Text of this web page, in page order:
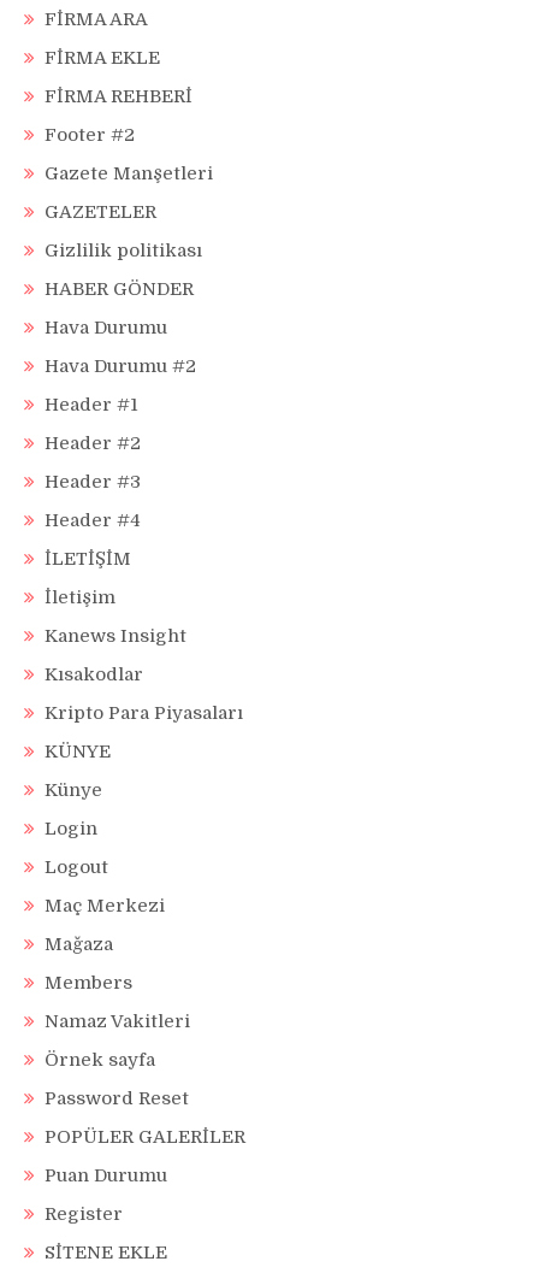
FİRMA ARA
FİRMA EKLE
FİRMA REHBERİ
Footer #2
Gazete Manşetleri
GAZETELER
Gizlilik politikası
HABER GÖNDER
Hava Durumu
Hava Durumu #2
Header #1
Header #2
Header #3
Header #4
İLETİŞİM
İletişim
Kanews Insight
Kısakodlar
Kripto Para Piyasaları
KÜNYE
Künye
Login
Logout
Maç Merkezi
Mağaza
Members
Namaz Vakitleri
Örnek sayfa
Password Reset
POPÜLER GALERİLER
Puan Durumu
Register
SİTENE EKLE